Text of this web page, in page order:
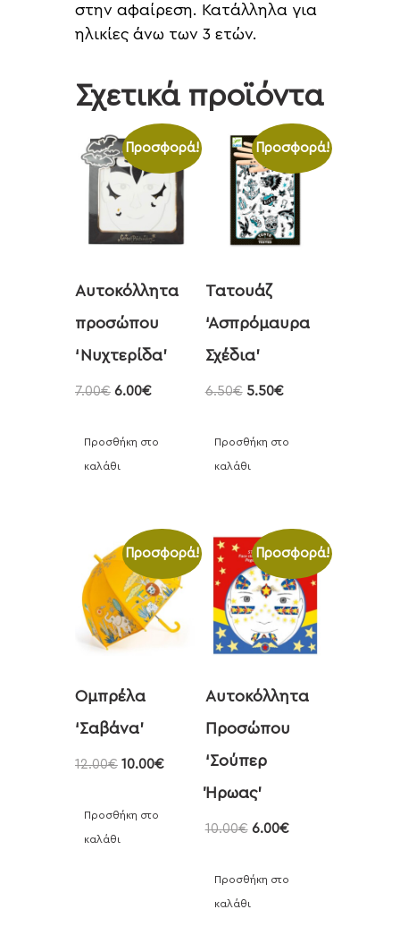
στην αφαίρεση. Κατάλληλα για
ηλικίες άνω των 3 ετών.
Σχετικά προϊόντα
Προσφορά!
Αυτοκόλλητα
προσώπου
‘Νυχτερίδα’
7.00€ 6.00€
Προσθήκη στο
καλάθι
Προσφορά!
Τατουάζ
‘Ασπρόμαυρα
Σχέδια’
6.50€ 5.50€
Προσθήκη στο
καλάθι
Προσφορά!
Ομπρέλα
‘Σαβάνα’
12.00€ 10.00€
Προσθήκη στο
καλάθι
Προσφορά!
Αυτοκόλλητα
Προσώπου
‘Σούπερ
Ήρωας’
10.00€ 6.00€
Προσθήκη στο
καλάθι